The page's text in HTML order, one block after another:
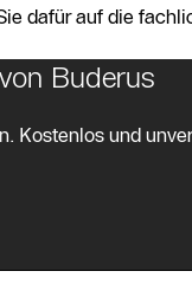
dafür auf die
Buderus
Kostenlos und